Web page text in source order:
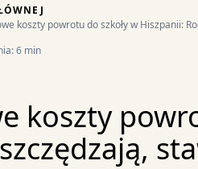
koszty powrotu do szkoły w Hiszpanii:
6 min
koszty